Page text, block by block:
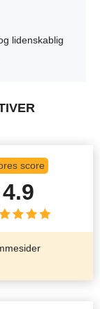
lidenskablig
score
4.9